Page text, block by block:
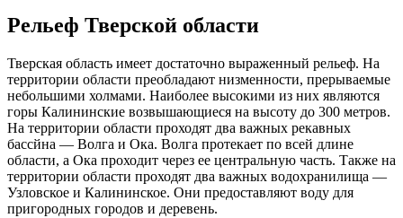
Рельеф Тверской области
Тверская область имеет достаточно выраженный рельеф. На
территории области преобладают низменности, прерываемые
небольшими холмами. Наиболее высокими из них являются
горы Калининские возвышающиеся на высоту до 300 метров.
На территории области проходят два важных рекавных
бассйна — Волга и Ока. Волга протекает по всей длине
области, а Ока проходит через ее центральную часть. Также на
территории области проходят два важных водохранилища —
Узловское и Калининское. Они предоставляют воду для
пригородных городов и деревень.